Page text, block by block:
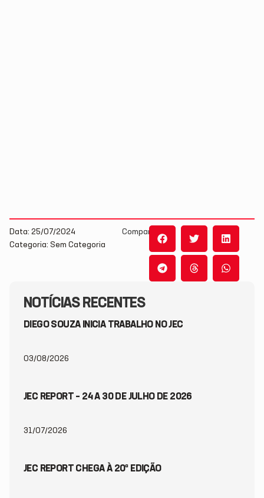
NOTÍCIAS RECENTES
DIEGO SOUZA INICIA TRABALHO NO JEC
03/08/2026
JEC REPORT – 24 A 30 DE JULHO DE 2026
31/07/2026
JEC REPORT CHEGA À 20ª EDIÇÃO
Data: 25/07/2024
Categoria: Sem Categoria
Compartilhe: